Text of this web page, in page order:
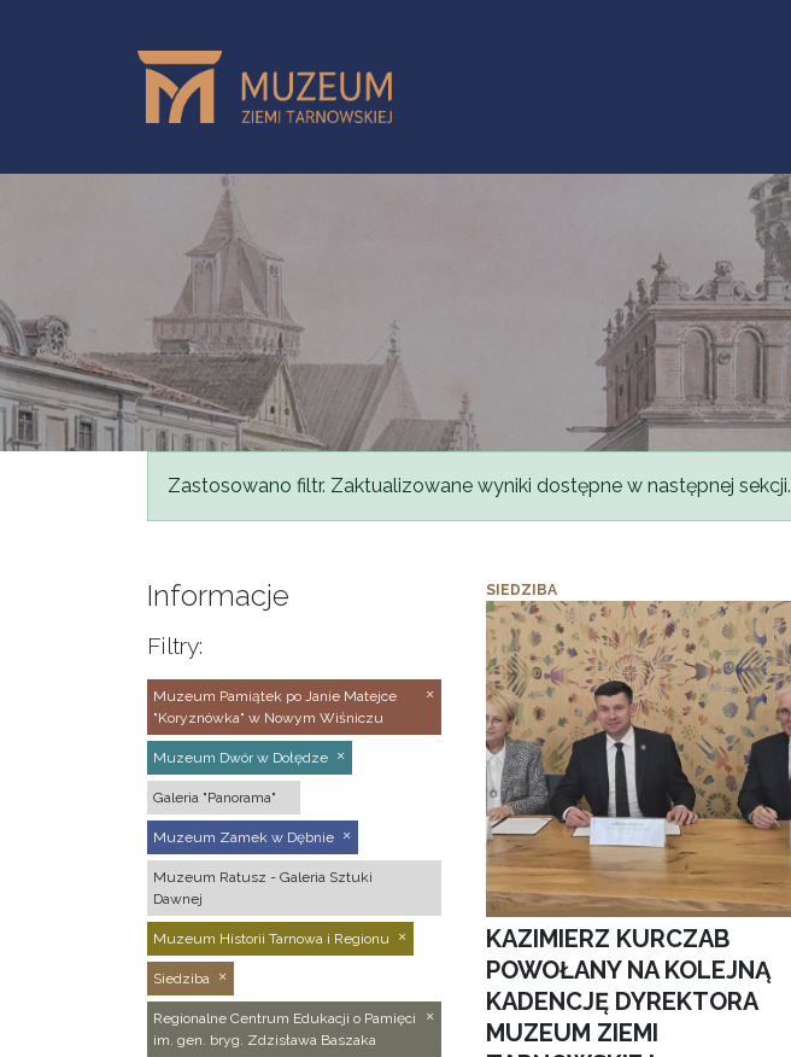
Komunikat
Zastosowano filtr. Zaktualizowane wyniki dostępne w następnej sekcji.
Informacje
Filtry:
Muzeum Pamiątek po Janie Matejce
"Koryznówka" w Nowym Wiśniczu
Muzeum Dwór w Dołędze
Galeria "Panorama"
Muzeum Zamek w Dębnie
Muzeum Ratusz - Galeria Sztuki
Dawnej
Muzeum Historii Tarnowa i Regionu
Siedziba
Regionalne Centrum Edukacji o Pamięci
im. gen. bryg. Zdzisława Baszaka
SIEDZIBA
KAZIMIERZ KURCZAB
POWOŁANY NA KOLEJNĄ
KADENCJĘ DYREKTORA
MUZEUM ZIEMI